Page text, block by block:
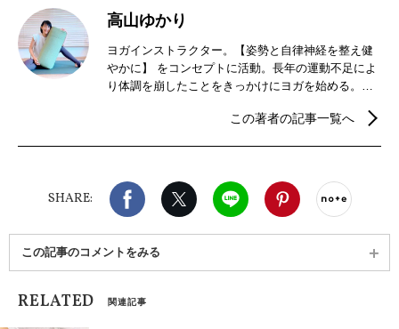
高山ゆかり
ヨガインストラクター。【姿勢と自律神経を整え健
やかに】 をコンセプトに活動。長年の運動不足によ
り体調を崩したことをきっかけにヨガを始める。ヨ
硬かった体がほぐれ、インストラクターの資格取得
は2児の母。
この著者の記事一覧へ
SHARE:
Facebook X（旧twitter）
LINE Pinterest
この記事のコメントをみる
RELATED 関連記事